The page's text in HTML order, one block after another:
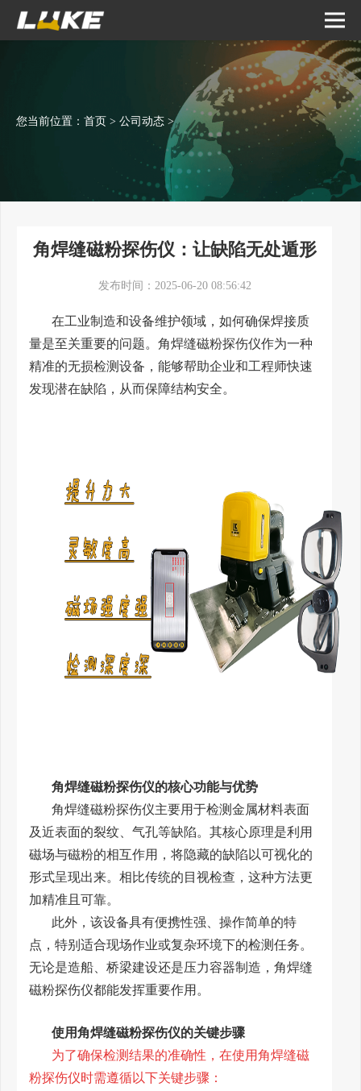
您当前位置： 首页 > 公司动态 >
角焊缝磁粉探伤仪：让缺陷无处遁形
发布时间：2025-06-20 08:56:42
在工业制造和设备维护领域，如何确保焊接质
量是至关重要的问题。角焊缝磁粉探伤仪作为一种
精准的无损检测设备，能够帮助企业和工程师快速
发现潜在缺陷，从而保障结构安全。
角焊缝磁粉探伤仪的核心功能与优势
角焊缝磁粉探伤仪主要用于检测金属材料表面
及近表面的裂纹、气孔等缺陷。其核心原理是利用
磁场与磁粉的相互作用，将隐藏的缺陷以可视化的
形式呈现出来。相比传统的目视检查，这种方法更
加精准且可靠。
此外，该设备具有便携性强、操作简单的特
点，特别适合现场作业或复杂环境下的检测任务。
无论是造船、桥梁建设还是压力容器制造，角焊缝
磁粉探伤仪都能发挥重要作用。
使用角焊缝磁粉探伤仪的关键步骤
为了确保检测结果的准确性，在使用角焊缝磁
粉探伤仪时需遵循以下关键步骤：